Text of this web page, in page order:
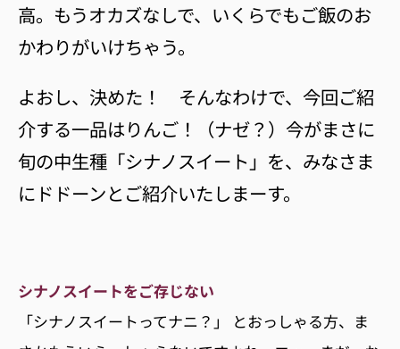
高。もうオカズなしで、いくらでもご飯のお
かわりがいけちゃう。
よおし、決めた！ そんなわけで、今回ご紹
介する一品はりんご！（ナゼ？）今がまさに
旬の中生種「シナノスイート」を、みなさま
にドドーンとご紹介いたしまーす。
シナノスイートをご存じない
「シナノスイートってナニ？」 とおっしゃる方、ま